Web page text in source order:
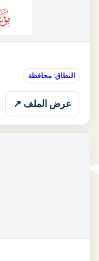
النطاق: محافظة
عرض الملف ↗